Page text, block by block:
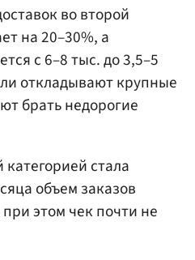
во второй
на 20–30%, а
с 6–8 тыс. до 3,5–5
откладывают крупные
брать недорогие
стала
объем заказов
этом чек почти не